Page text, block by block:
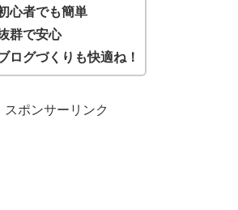
心者でも簡単
群で安心
ログづくりも快適ね！
スポンサーリンク